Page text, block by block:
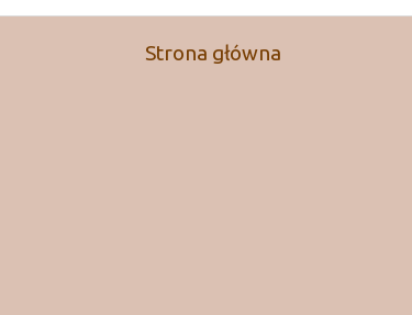
Strona główna